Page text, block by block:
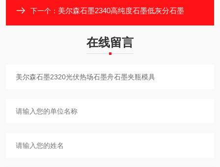
下一个： 美尔森石墨2340高纯度石墨低灰分石墨
在线留言